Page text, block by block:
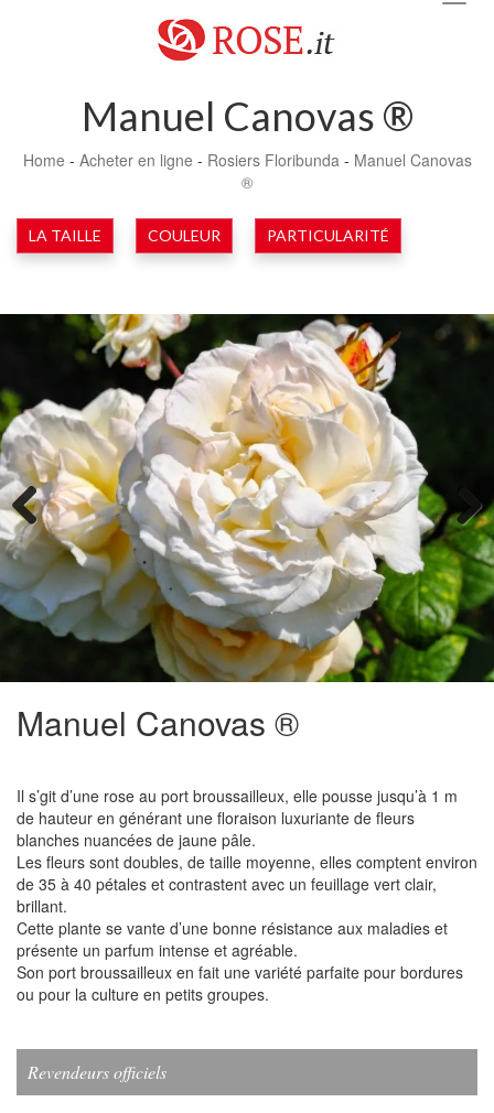
Manuel Canovas ®
Home - Acheter en ligne - Rosiers Floribunda - Manuel Canovas
®
LA TAILLE COULEUR PARTICULARITÉ
Previous Next
Manuel Canovas ®
Il s’git d’une rose au port broussailleux, elle pousse jusqu’à 1 m
de hauteur en générant une floraison luxuriante de fleurs
blanches nuancées de jaune pâle.
Les fleurs sont doubles, de taille moyenne, elles comptent environ
de 35 à 40 pétales et contrastent avec un feuillage vert clair,
brillant.
Cette plante se vante d’une bonne résistance aux maladies et
présente un parfum intense et agréable.
Son port broussailleux en fait une variété parfaite pour bordures
ou pour la culture en petits groupes.
Revendeurs officiels